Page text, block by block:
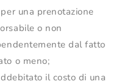
una prenotazione
o non
dal fatto
o meno;
il costo di una